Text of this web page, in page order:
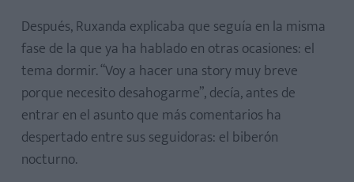
Después, Ruxanda explicaba que seguía en la misma
fase de la que ya ha hablado en otras ocasiones: el
tema dormir. “Voy a hacer una story muy breve
porque necesito desahogarme”, decía, antes de
entrar en el asunto que más comentarios ha
despertado entre sus seguidoras: el biberón
nocturno.